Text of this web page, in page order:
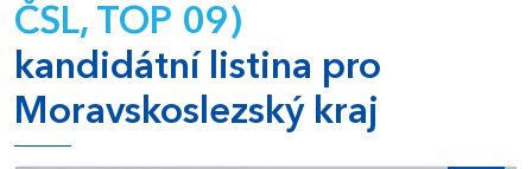
ČSL, TOP 09)
kandidátní listina pro
Moravskoslezský kraj